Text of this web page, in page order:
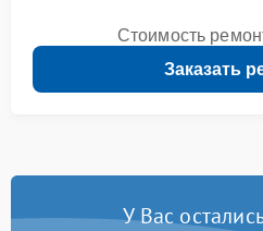
Заказать
Стоимость
У Вас